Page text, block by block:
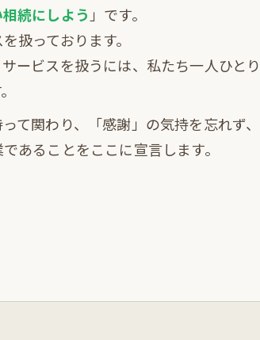
続にしよう」です。
扱っております。
ービスを扱うには、私たち一人ひ
て関わり、「感謝」の気持を忘れず
あることをここに宣言します。